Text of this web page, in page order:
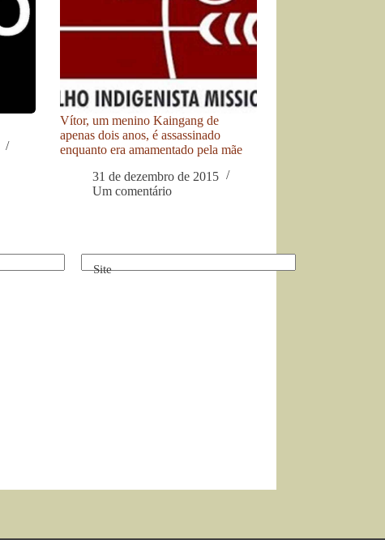
Vítor, um menino Kaingang de
apenas dois anos, é assassinado
enquanto era amamentado pela mãe
31 de dezembro de 2015
Um comentário
Site